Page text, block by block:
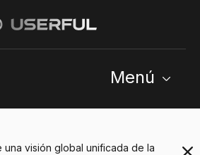
Menú
una visión global unificada de la